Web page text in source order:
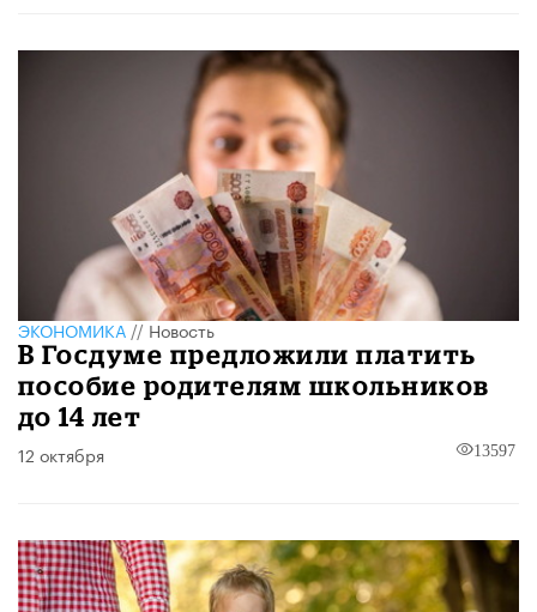
ЭКОНОМИКА//Новость
В Госдуме предложили платить
пособие родителям школьников
до 14 лет
12 октября 13597